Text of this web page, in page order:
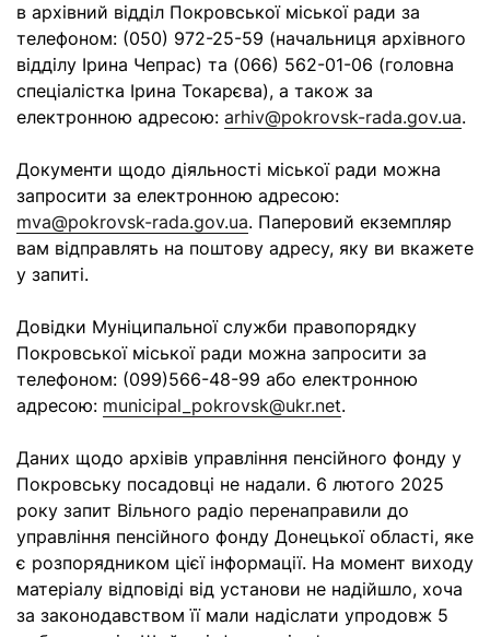
в архівний відділ Покровської міської ради за
телефоном: (050) 972-25-59 (начальниця архівного
відділу Ірина Чепрас) та (066) 562-01-06 (головна
спеціалістка Ірина Токарєва), а також за
електронною адресою: arhiv@pokrovsk-rada.gov.ua.
Документи щодо діяльності міської ради можна
запросити за електронною адресою:
mva@pokrovsk-rada.gov.ua. Паперовий екземпляр
вам відправлять на поштову адресу, яку ви вкажете
у запиті.
Довідки Муніципальної служби правопорядку
Покровської міської ради можна запросити за
телефоном: (099)566-48-99 або електронною
адресою: municipal_pokrovsk@ukr.net.
Даних щодо архівів управління пенсійного фонду у
Покровську посадовці не надали. 6 лютого 2025
року запит Вільного радіо перенаправили до
управління пенсійного фонду Донецької області, яке
є розпорядником цієї інформації. На момент виходу
матеріалу відповіді від установи не надійшло, хоча
за законодавством її мали надіслати упродовж 5